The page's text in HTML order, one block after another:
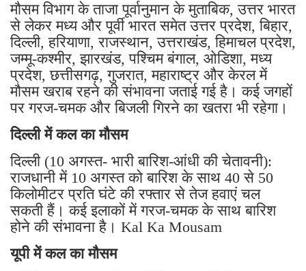
मौसम विभाग के ताजा पूर्वानुमान के मुताबिक, उत्तर भारत
से लेकर मध्य और पूर्वी भारत समेत उत्तर प्रदेश, बिहार,
दिल्ली, हरियाणा, राजस्थान, उत्तराखंड, हिमाचल प्रदेश,
जम्मू-कश्मीर, झारखंड, पश्चिम बंगाल, ओडिशा, मध्य
प्रदेश, छत्तीसगढ़, गुजरात, महाराष्ट्र और केरल में
मौसम खराब रहने की संभावना जताई गई है। कई जगहों
पर गरज-चमक और बिजली गिरने का खतरा भी रहेगा।
दिल्ली में कल का मौसम
दिल्ली (10 अगस्त- भारी बारिश-आंधी की चेतावनी):
राजधानी में 10 अगस्त को बारिश के साथ 40 से 50
किलोमीटर प्रति घंटे की रफ्तार से तेज हवाएं चल
सकती हैं। कई इलाकों में गरज-चमक के साथ बारिश
होने की संभावना है। Kal Ka Mousam
यूपी में कल का मौसम